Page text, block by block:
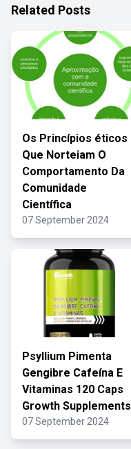
Related Posts
Os Princípios éticos
Que Norteiam O
Comportamento Da
Comunidade
Científica
07 September 2024
Psyllium Pimenta
Gengibre Cafeína E
Vitaminas 120 Caps
Growth Supplements
07 September 2024